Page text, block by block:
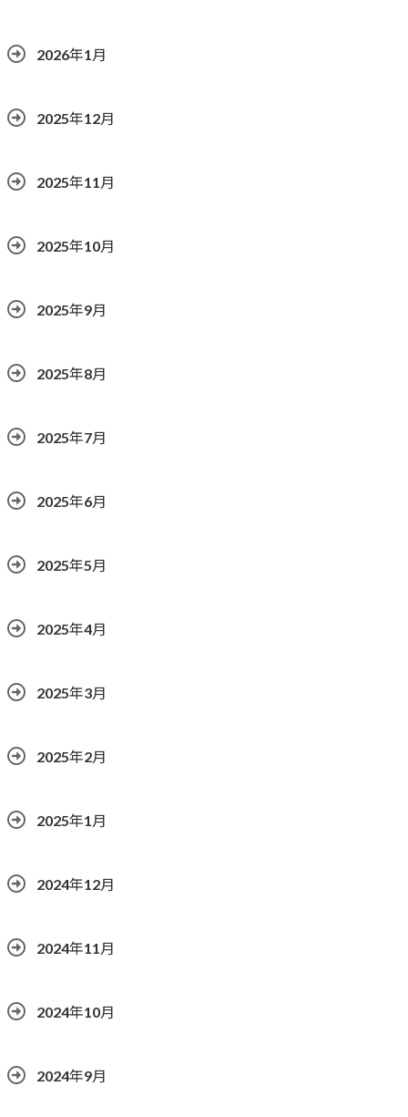
2026年1月
2025年12月
2025年11月
2025年10月
2025年9月
2025年8月
2025年7月
2025年6月
2025年5月
2025年4月
2025年3月
2025年2月
2025年1月
2024年12月
2024年11月
2024年10月
2024年9月